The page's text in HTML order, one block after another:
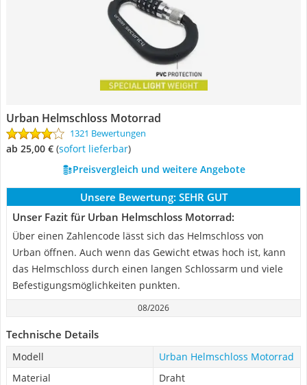
Urban Helmschloss Motorrad
1321 Bewertungen
ab 25,00 € ( Sofort lieferbar)
Preisvergleich und weitere Angebote
Unsere Bewertung: SEHR GUT
Unser Fazit für Urban Helmschloss Motorrad:
Über einen Zahlencode lässt sich das Helmschloss von
Urban öffnen. Auch wenn das Gewicht etwas hoch ist, kann
das Helmschloss durch einen langen Schlossarm und viele
Befestigungsmöglichkeiten punkten.
08/2026
Technische Details
Modell
Urban Helmschloss Motorrad
Material
Draht